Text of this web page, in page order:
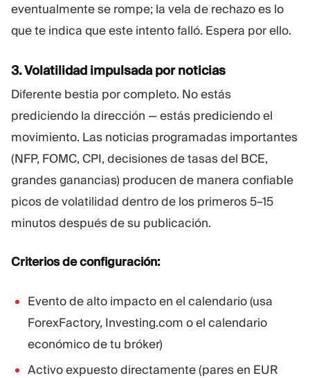
eventualmente se rompe; la vela de rechazo es lo
que te indica que este intento falló. Espera por ello.
3. Volatilidad impulsada por noticias
Diferente bestia por completo. No estás
prediciendo la dirección — estás prediciendo el
movimiento. Las noticias programadas importantes
(NFP, FOMC, CPI, decisiones de tasas del BCE,
grandes ganancias) producen de manera confiable
picos de volatilidad dentro de los primeros 5–15
minutos después de su publicación.
Criterios de configuración:
Evento de alto impacto en el calendario (usa
ForexFactory, Investing.com o el calendario
económico de tu bróker)
Activo expuesto directamente (pares en EUR